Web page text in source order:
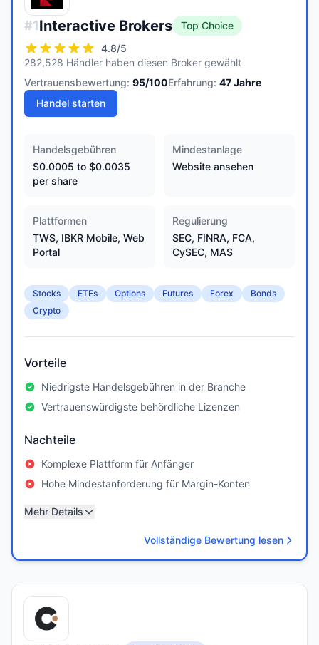
#1Interactive Brokers
Top Choice
4.8/5
282,528 Händler haben diesen Broker gewählt
Vertrauensbewertung: 95/100Erfahrung: 47Jahre
Handel starten
Handelsgebühren
$0.0005 to $0.0035
per share
Mindestanlage
Website ansehen
Plattformen
TWS, IBKR Mobile, Web
Portal
Regulierung
SEC, FINRA, FCA,
CySEC, MAS
Stocks ETFs Options Futures Forex
Bonds
Crypto
Vorteile
Niedrigste Handelsgebühren in der Branche
Vertrauenswürdigste behördliche Lizenzen
Nachteile
Komplexe Plattform für Anfänger
Hohe Mindestanforderung für Margin-Konten
Mehr Details
Vollständige Bewertung lesen